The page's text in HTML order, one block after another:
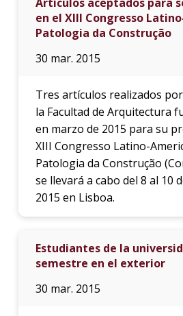
en el XIII Congresso
Patologia da Construção
30 mar. 2015
Tres artículos realizados
la Facultad de Arquitectura
en marzo de 2015 para su
XIII Congresso Latino-
Patologia da Construção
se llevará a cabo del 8 al 10
2015 en Lisboa.
Estudiantes de la
semestre en el exterior
30 mar. 2015